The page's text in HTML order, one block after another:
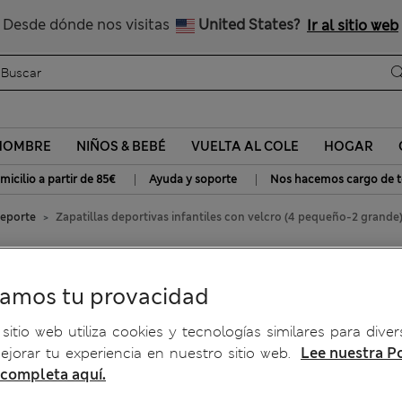
Desde dónde nos visitas United States? Ir al sitio web
NIÑOS & BEBÉ VUELTA AL COLE HOGAR
a partir de 85€ | Ayuda y soporte | Nos hacemos cargo de
Zapatillas deportivas infantiles con velcro (4 pequeño-2 grande)
tu provacidad
web utiliza cookies y tecnologías similares para
tu experiencia en nuestro sitio web.
Lee nuestra
aquí.